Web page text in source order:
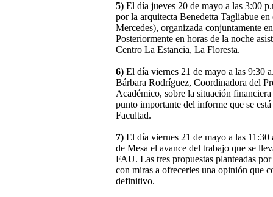
5) El día jueves 20 de mayo a las 3:00
por la arquitecta Benedetta Tagliabue
Mercedes), organizada conjuntamente
Posteriormente en horas de la noche
Centro La Estancia, La Floresta.
6) El día viernes 21 de mayo a las 9:30
Bárbara Rodríguez, Coordinadora del
Académico, sobre la situación
punto importante del informe que se
Facultad.
7) El día viernes 21 de mayo a las
de Mesa el avance del trabajo que se
FAU. Las tres propuestas planteadas
con miras a ofrecerles una opinión que
definitivo.